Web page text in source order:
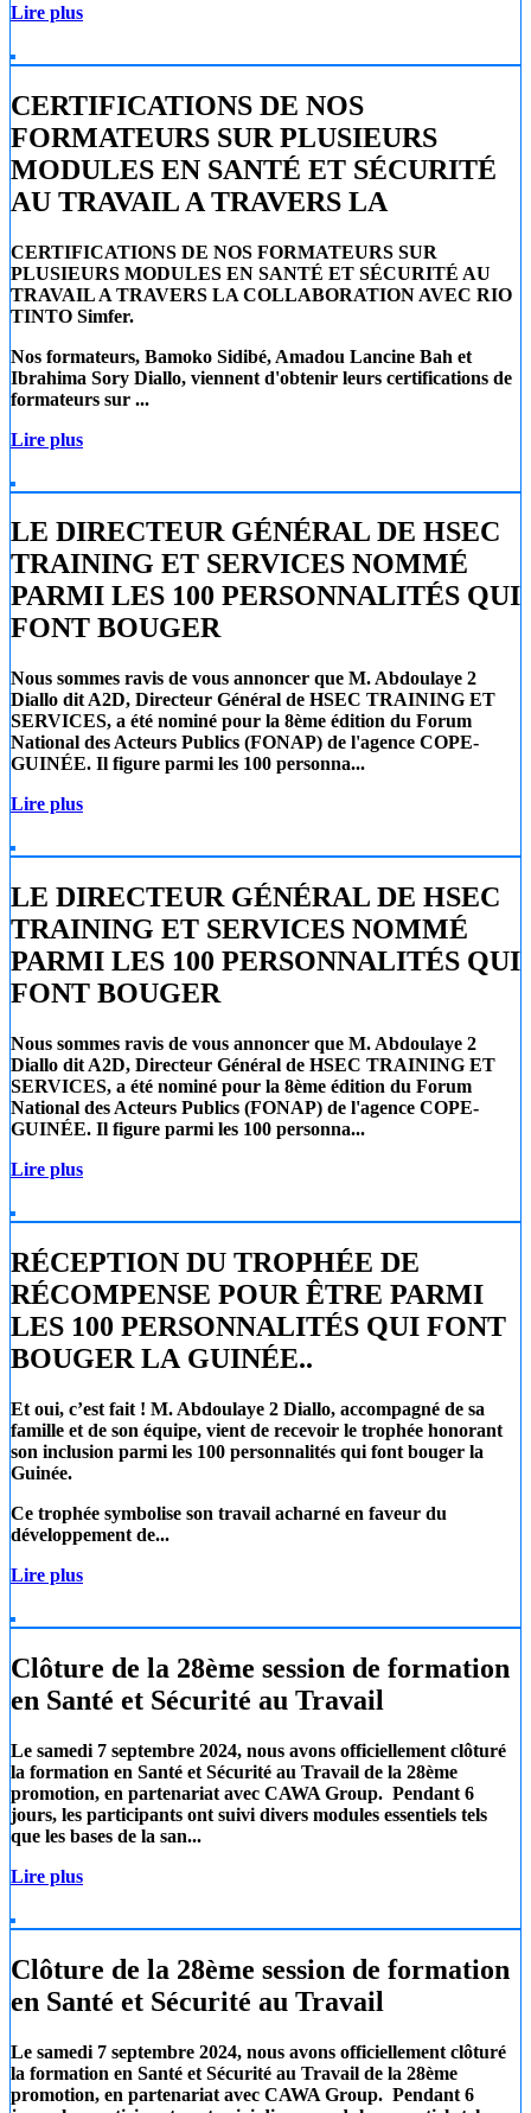
Lire plus
CERTIFICATIONS DE NOS
FORMATEURS SUR PLUSIEURS
MODULES EN SANTÉ ET SÉCURITÉ
AU TRAVAIL A TRAVERS LA
CERTIFICATIONS DE NOS FORMATEURS SUR
PLUSIEURS MODULES EN SANTÉ ET SÉCURITÉ AU
TRAVAIL A TRAVERS LA COLLABORATION AVEC RIO
TINTO Simfer.
Nos formateurs, Bamoko Sidibé, Amadou Lancine Bah et
Ibrahima Sory Diallo, viennent d'obtenir leurs certifications de
formateurs sur ...
Lire plus
LE DIRECTEUR GÉNÉRAL DE HSEC
TRAINING ET SERVICES NOMMÉ
PARMI LES 100 PERSONNALITÉS QUI
FONT BOUGER
Nous sommes ravis de vous annoncer que M. Abdoulaye 2
Diallo dit A2D, Directeur Général de HSEC TRAINING ET
SERVICES, a été nominé pour la 8ème édition du Forum
National des Acteurs Publics (FONAP) de l'agence COPE-
GUINÉE. Il figure parmi les 100 personna...
Lire plus
LE DIRECTEUR GÉNÉRAL DE HSEC
TRAINING ET SERVICES NOMMÉ
PARMI LES 100 PERSONNALITÉS QUI
FONT BOUGER
Nous sommes ravis de vous annoncer que M. Abdoulaye 2
Diallo dit A2D, Directeur Général de HSEC TRAINING ET
SERVICES, a été nominé pour la 8ème édition du Forum
National des Acteurs Publics (FONAP) de l'agence COPE-
GUINÉE. Il figure parmi les 100 personna...
Lire plus
RÉCEPTION DU TROPHÉE DE
RÉCOMPENSE POUR ÊTRE PARMI
LES 100 PERSONNALITÉS QUI FONT
BOUGER LA GUINÉE..
Et oui, c’est fait ! M. Abdoulaye 2 Diallo, accompagné de sa
famille et de son équipe, vient de recevoir le trophée honorant
son inclusion parmi les 100 personnalités qui font bouger la
Guinée.
Ce trophée symbolise son travail acharné en faveur du
développement de...
Lire plus
Clôture de la 28ème session de formation
en Santé et Sécurité au Travail
Le samedi 7 septembre 2024, nous avons officiellement clôturé
la formation en Santé et Sécurité au Travail de la 28ème
promotion, en partenariat avec CAWA Group. Pendant 6
jours, les participants ont suivi divers modules essentiels tels
que les bases de la san...
Lire plus
Clôture de la 28ème session de formation
en Santé et Sécurité au Travail
Le samedi 7 septembre 2024, nous avons officiellement clôturé
la formation en Santé et Sécurité au Travail de la 28ème
promotion, en partenariat avec CAWA Group. Pendant 6